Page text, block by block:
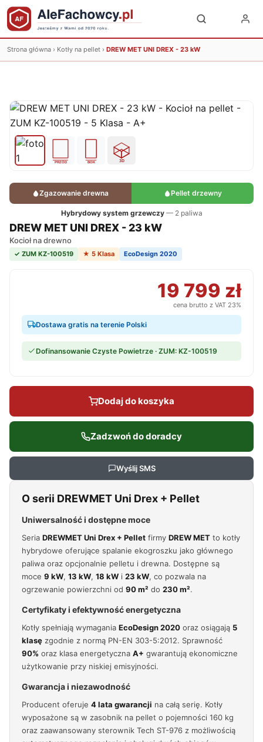
Strona główna › Kotły na pellet › DREW MET UNI DREX - 23 kW
Zgazowanie drewna Pellet drzewny
Hybrydowy system grzewczy— 2 paliwa
DREW MET UNI DREX - 23 kW
Kocioł na drewno
✓ ZUM KZ-100519 ★ 5 Klasa EcoDesign 2020
19 799 zł
cena brutto z VAT 23%
Dostawa gratis na terenie Polski
Dofinansowanie Czyste Powietrze · ZUM: KZ-100519
Dodaj do koszyka
Zadzwoń do doradcy
Wyślij SMS
O serii DREWMET Uni Drex + Pellet
Uniwersalność i dostępne moce
Seria DREWMET Uni Drex + Pellet firmy DREW MET to kotły
hybrydowe oferujące spalanie ekogroszku jako głównego
paliwa oraz opcjonalnie pelletu i drewna. Dostępne są
moce 9 kW, 13 kW, 18 kW i 23 kW, co pozwala na
ogrzewanie powierzchni od 90 m² do 230 m².
Certyfikaty i efektywność energetyczna
Kotły spełniają wymagania EcoDesign 2020 oraz osiągają 5
klasę zgodnie z normą PN-EN 303-5:2012. Sprawność
90% oraz klasa energetyczna A+ gwarantują ekonomiczne
użytkowanie przy niskiej emisyjności.
Gwarancja i niezawodność
Producent oferuje 4 lata gwarancji na całą serię. Kotły
wyposażone są w zasobnik na pellet o pojemności 160 kg
oraz zaawansowany sterownik Tech ST-976 z możliwością